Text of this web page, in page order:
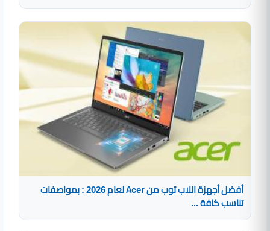
أفضل أجهزة اللاب توب من Acer لعام 2026 : بمواصفات
تناسب كافة ...